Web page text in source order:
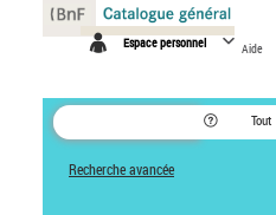
Espace personnel Aide
Tout
Recherche avancée
Panneau de gestion des cookies